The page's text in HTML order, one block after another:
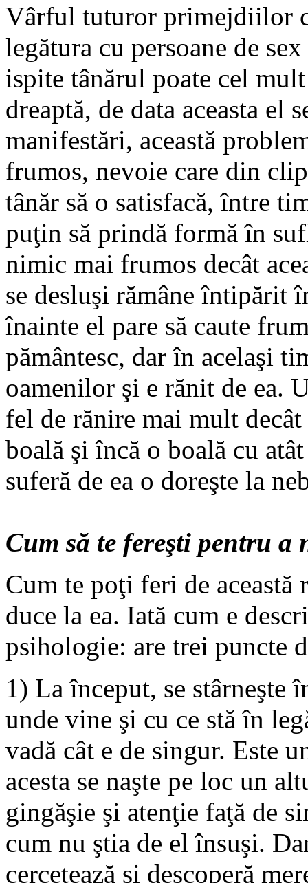
Vârful tuturor primejdiilor
legătura cu persoane de
ispite tânărul poate cel mult
dreaptă, de data aceasta el
manifestări, această
frumos, nevoie care din
tânăr să o satisfacă, între
puţin să prindă formă în
nimic mai frumos decât
se desluşi rămâne întipărit
înainte el pare să caute
pământesc, dar în acelaşi
oamenilor şi e rănit de ea.
fel de rănire mai mult
boală şi încă o boală cu
suferă de ea o doreşte la
Cum să te fereşti pentru
Cum te poţi feri de această
duce la ea. Iată cum e
psihologie: are trei puncte
1) La început, se stârneşte
unde vine şi cu ce stă în
vadă cât e de singur. Este
acesta se naşte pe loc un
gingăşie şi atenţie faţă de
cum nu ştia de el însuşi.
cercetează şi descoperă